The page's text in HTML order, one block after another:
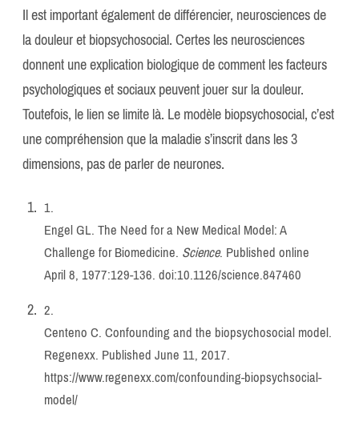
Il est important également de différencier, neurosciences de
la douleur et biopsychosocial. Certes les neurosciences
donnent une explication biologique de comment les facteurs
psychologiques et sociaux peuvent jouer sur la douleur.
Toutefois, le lien se limite là. Le modèle biopsychosocial, c’est
une compréhension que la maladie s’inscrit dans les 3
dimensions, pas de parler de neurones.
1.
Engel GL. The Need for a New Medical Model: A
Challenge for Biomedicine.Science. Published online
April 8, 1977:129-136. doi:10.1126/science.847460
2.
Centeno C. Confounding and the biopsychosocial model.
Regenexx. Published June 11, 2017.
https://www.regenexx.com/confounding-biopsychsocial-
model/